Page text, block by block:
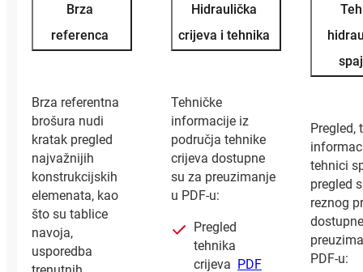
Brza
referenca
Brza referentna
brošura nudi
kratak pregled
najvažnijih
konstrukcijskih
elemenata, kao
što su tablice
navoja,
usporedba
Hidraulička
crijeva i tehnika
Tehničke
informacije iz
područja tehnike
crijeva dostupne
su za preuzimanje
u PDF-u:
Pregled
tehnika
crijeva PDF
Pregled,
tehnici
pregled
reznog
PDF-u: